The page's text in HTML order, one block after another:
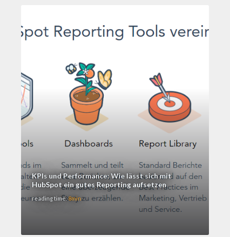
KPIs und Performance: Wie lässt sich mit
HubSpot ein gutes Reporting aufsetzen
reading time:8min